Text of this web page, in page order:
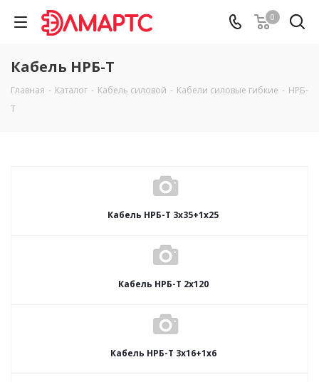
0
Кабель НРБ-Т
Главная - Каталог - Кабель силовой - Кабели силовые гибкие - НРБ-
Т
Кабель НРБ-Т 3х35+1х25
Кабель НРБ-Т 2х120
Кабель НРБ-Т 3х16+1х6